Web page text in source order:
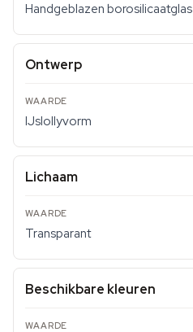
Handgeblazen borosilicaatglas
Ontwerp
IJslollyvorm
Lichaam
Transparant
Beschikbare kleuren